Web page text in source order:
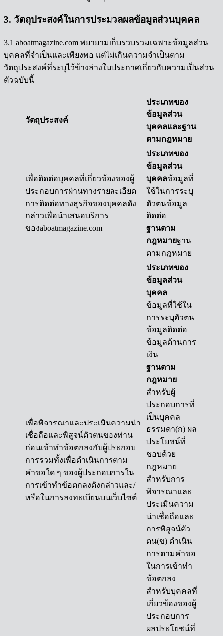
3. วัตถุประสงค์ในการประมวลผลข้อมูลส่วนบุคคล
3.1 aboatmagazine.com พยายามเก็บรวบรวมเฉพาะข้อมูลส่วน
บุคคลที่จำเป็นและเพียงพอ แต่ไม่เกินความจำเป็นตาม
วัตถุประสงค์ที่ระบุไว้ข้างล่างในประกาศเกี่ยวกับความเป็นส่วน
ตัวฉบับนี้
วัตถุประสงค์
ประเภทของ
ข้อมูลส่วน
บุคคลและฐาน
ตามกฎหมาย
เพื่อติดต่อบุคคลที่เกี่ยวข้องของผู้
ประกอบการผ่านทางรายละเอียด
การติดต่อทางธุรกิจของบุคคลดัง
กล่าวเพื่อนำเสนอบริการ
ของaboatmagazine.com
ประเภทของ
ข้อมูลส่วน
บุคคลข้อมูลที่
ใช้ในการระบุ
ตัวตนข้อมูล
ติดต่อ
ฐานตาม
กฎหมายฐาน
ตามกฎหมาย
เพื่อพิจารณาและประเมินความน่า
เชื่อถือและพิสูจน์ตัวตนของท่าน
ก่อนเข้าทำข้อตกลงกับผู้ประกอบ
การรวมทั้งเพื่อดำเนินการตาม
คำขอใด ๆ ของผู้ประกอบการใน
การเข้าทำข้อตกลงดังกล่าวและ/
หรือในการลงทะเบียนบนเว็บไซต์
ประเภทของ
ข้อมูลส่วน
บุคคล
ข้อมูลที่ใช้ใน
การระบุตัวตน
ข้อมูลติดต่อ
ข้อมูลด้านการ
เงิน
ฐานตาม
กฎหมาย
สำหรับผู้
ประกอบการที่
เป็นบุคคล
ธรรมดา(ก) ผล
ประโยชน์ที่
ชอบด้วย
กฎหมาย
สำหรับการ
พิจารณาและ
ประเมินความ
น่าเชื่อถือและ
การพิสูจน์ตัว
ตน(ข) ดำเนิน
การตามคำขอ
ในการเข้าทำ
ข้อตกลง
สำหรับบุคคลที่
เกี่ยวข้องของผู้
ประกอบการ
ผลประโยชน์ที่